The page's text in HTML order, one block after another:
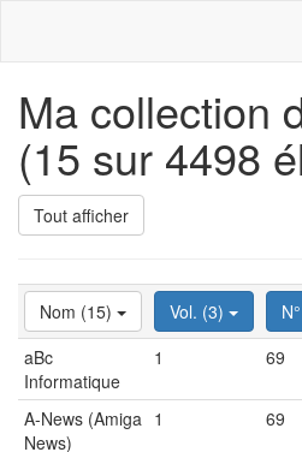
Ma collection
(15 sur 4498
Tout afficher
Nom (15) Vol. (3)
aBc
Informatique
1 69
A-News (Amiga
News)
1 69